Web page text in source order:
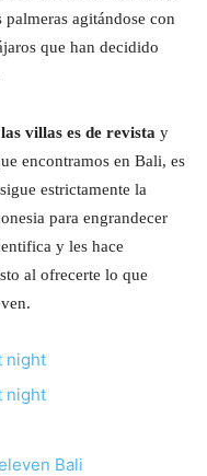
agitándose con
que han decidido
villas es de revista y
encontramos en Bali, es
estrictamente la
para engrandecer
y les hace
al ofrecerte lo que